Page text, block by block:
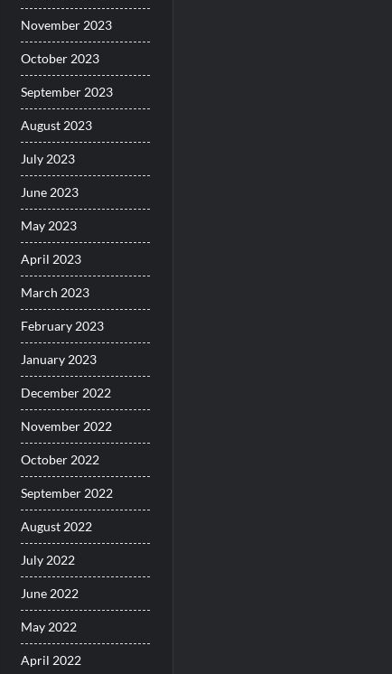
November 2023
October 2023
September 2023
August 2023
July 2023
June 2023
May 2023
April 2023
March 2023
February 2023
January 2023
December 2022
November 2022
October 2022
September 2022
August 2022
July 2022
June 2022
May 2022
April 2022